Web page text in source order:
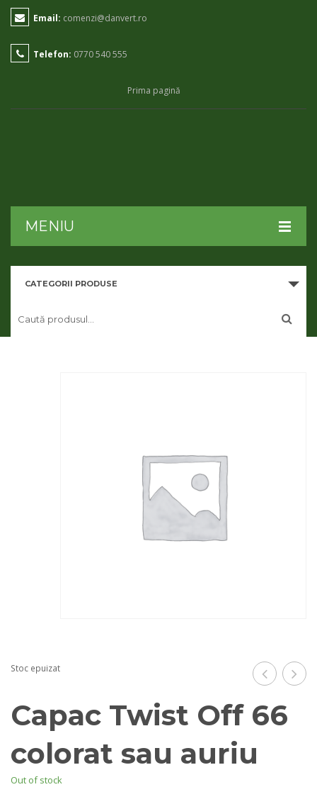
Email: comenzi@danvert.ro
Telefon: 0770 540 555
Prima pagină
MENIU
HOME
CONTUL MEU
CATEGORII PRODUSE
Off
pentru
Off
Capac Twist Off 66
colorat sau auriu
Out of stock
Stoc epuizat